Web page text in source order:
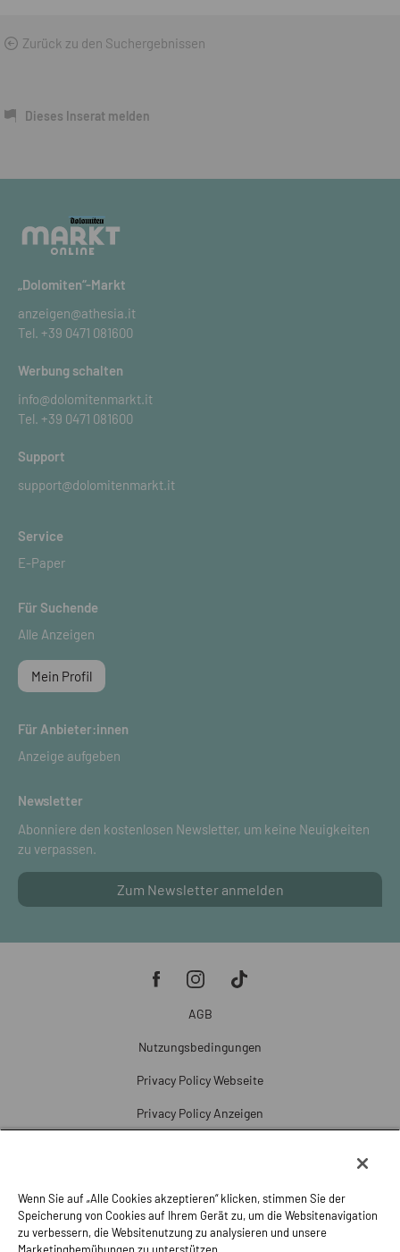
Zurück zu den Suchergebnissen
Dieses Inserat melden
„Dolomiten“-Markt
anzeigen@athesia.it
Tel. +39 0471 081600
Werbung schalten
info@dolomitenmarkt.it
Tel. +39 0471 081600
Support
support@dolomitenmarkt.it
Service
E-Paper
Für Suchende
Alle Anzeigen
Mein Profil
Für Anbieter:innen
Anzeige aufgeben
Newsletter
Abonniere den kostenlosen Newsletter, um keine Neuigkeiten
zu verpassen.
Zum Newsletter anmelden
AGB
Nutzungsbedingungen
Privacy Policy Webseite
Privacy Policy Anzeigen
Beschwerde
Impressum
Wenn Sie auf „Alle Cookies akzeptieren“ klicken, stimmen Sie der
Speicherung von Cookies auf Ihrem Gerät zu, um die Websitenavigation
zu verbessern, die Websitenutzung zu analysieren und unsere